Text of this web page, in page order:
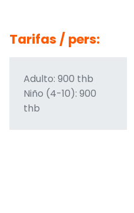
Tarifas / pers:
Adulto: 900 thb
Niño (4-10): 900
thb